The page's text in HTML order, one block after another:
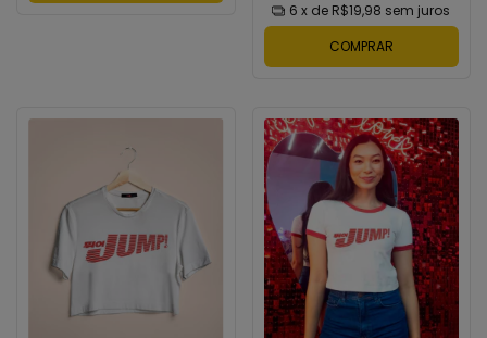
6 x de R$19,98 sem juros
COMPRAR